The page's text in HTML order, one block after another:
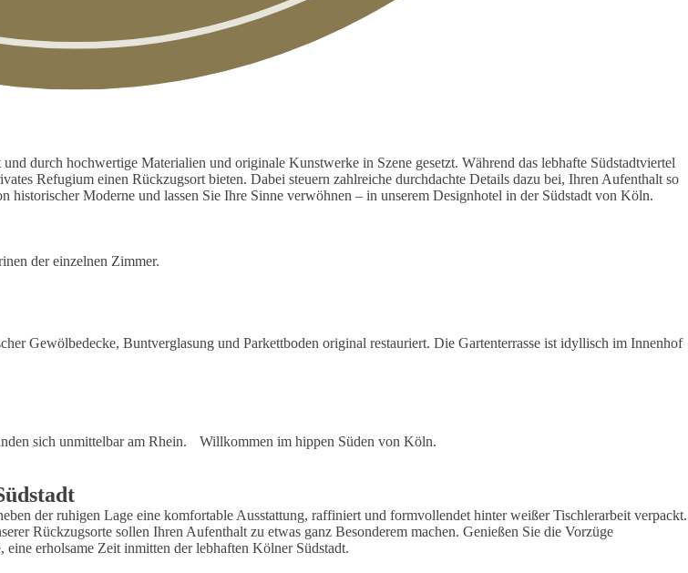
durch hochwertige Materialien und originale Kunstwerke in Szene gesetzt. Während das lebhafte Südstadtviertel
Refugium einen Rückzugsort bieten. Dabei steuern zahlreiche durchdachte Details dazu bei, Ihren Aufenthalt so
Moderne und lassen Sie Ihre Sinne verwöhnen – in unserem Designhotel in der Südstadt von Köln.
der einzelnen Zimmer.
Gewölbedecke, Buntverglasung und Parkettboden original restauriert. Die Gartenterrasse ist idyllisch im Innenhof
sich unmittelbar am Rhein. Willkommen im hippen Süden von Köln.
der ruhigen Lage eine komfortable Ausstattung, raffiniert und formvollendet hinter weißer Tischlerarbeit verpackt.
Rückzugsorte sollen Ihren Aufenthalt zu etwas ganz Besonderem machen. Genießen Sie die Vorzüge
erholsame Zeit inmitten der lebhaften Kölner Südstadt.